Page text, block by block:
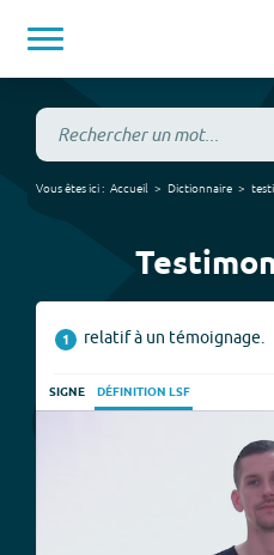
Vous êtes ici : Accueil Dictionnaire
1 relatif à un témoignage.
SIGNE DÉFINITION LSF